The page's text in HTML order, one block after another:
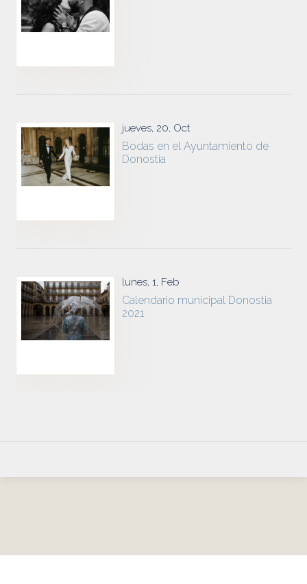
jueves, 20, Oct
Bodas en el Ayuntamiento de
Donostia
lunes, 1, Feb
Calendario municipal Donostia
2021